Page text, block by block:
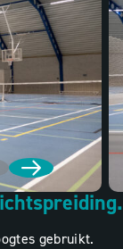
gebruikt.